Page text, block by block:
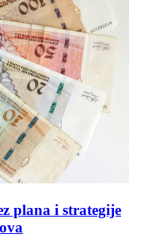
plana i strategije